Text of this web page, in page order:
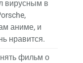
вирусным в
аниме, и
нравится.
фильм о